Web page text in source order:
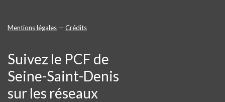
Mentions légales — Crédits
Suivez le PCF de
Seine-Saint-Denis
sur les réseaux